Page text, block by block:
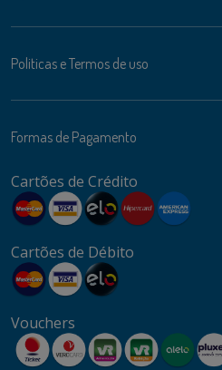
Politicas e Termos de uso
Formas de Pagamento
Cartões de Crédito
Cartões de Débito
Vouchers